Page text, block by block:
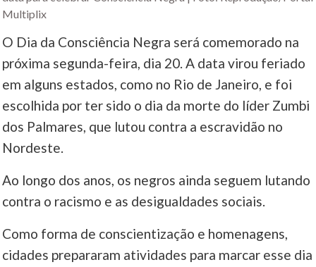
Multiplix
O Dia da Consciência Negra será comemorado na
próxima segunda-feira, dia 20. A data virou feriado
em alguns estados, como no Rio de Janeiro, e foi
escolhida por ter sido o dia da morte do líder Zumbi
dos Palmares, que lutou contra a escravidão no
Nordeste.
Ao longo dos anos, os negros ainda seguem lutando
contra o racismo e as desigualdades sociais.
Como forma de conscientização e homenagens,
cidades prepararam atividades para marcar esse dia